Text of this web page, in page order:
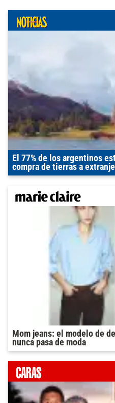
El 77% de los argentinos
compra de tierras a
Mom jeans: el modelo de
nunca pasa de moda